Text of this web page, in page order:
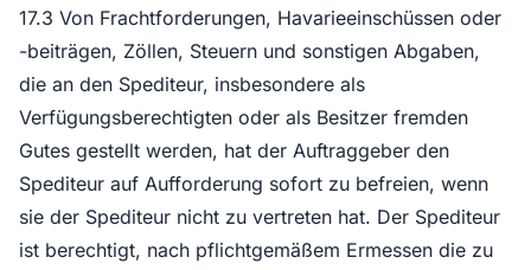
17.3 Von Frachtforderungen, Havarieeinschüssen oder
-beiträgen, Zöllen, Steuern und sonstigen Abgaben,
die an den Spediteur, insbesondere als
Verfügungsberechtigten oder als Besitzer fremden
Gutes gestellt werden, hat der Auftraggeber den
Spediteur auf Aufforderung sofort zu befreien, wenn
sie der Spediteur nicht zu vertreten hat. Der Spediteur
ist berechtigt, nach pflichtgemäßem Ermessen die zu